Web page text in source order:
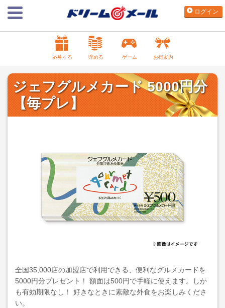
ログイン
応募する 貯める ゲーム お得案内
ジェフグルメカード 5000円分
【毎プレ】
全国35,000店の加盟店で利用できる、便利なグルメカードを
5000円分プレゼント！ 額面は500円で手軽に使えます。しか
も有効期限なし！ 好きなときに素敵な外食をお楽しみくださ
い。